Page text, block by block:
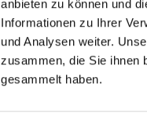
anbieten zu können und
Informationen zu Ihrer
und Analysen weiter.
zusammen, die Sie ihnen
gesammelt haben.